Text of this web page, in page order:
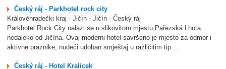
Český ráj - Parkhotel rock city
Královéhradečki kraj - Jičín - Jičín - Český ráj
Parkhotel Rock City nalazi se u slikovitom mjestu Pařezská Lhota,
nedaleko od Jičína. Ovaj moderni hotel savršeno je mjesto za odmor i
aktivne praznike, nudeći udoban smještaj u različitim tip ...
Český ráj - Hotel Kralicek